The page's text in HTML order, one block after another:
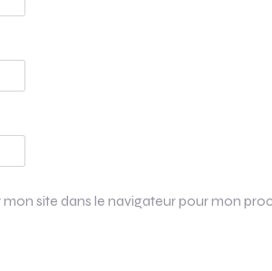
site dans le navigateur pour mon